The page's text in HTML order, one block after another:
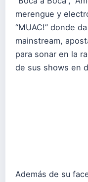
merengue y
“MUAC!” donde
mainstream,
para sonar en la
de sus shows en
Además de su